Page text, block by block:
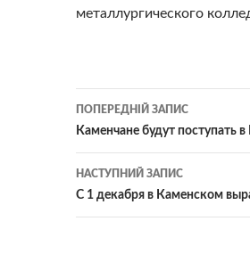
металлургического
Навігація
по
записам
ПОПЕРЕДНІЙ ЗАПИС
Каменчане будут поступать
НАСТУПНИЙ ЗАПИС
С 1 декабря в Каменском